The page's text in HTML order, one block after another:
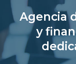
CONTACTO
SU ESPACIO
Agencia
y